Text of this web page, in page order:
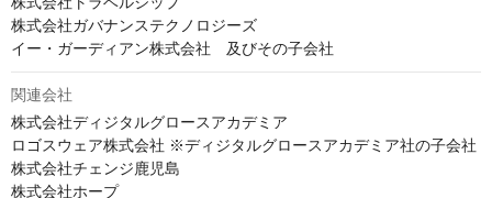
株式会社ガバナンステクノロジーズ
イー・ガーディアン株式会社　及びその子会社
関連会社
株式会社ディジタルグロースアカデミア
ロゴスウェア株式会社 ※ディジタルグロースアカデミア社の子会社
株式会社チェンジ鹿児島
株式会社ホープ